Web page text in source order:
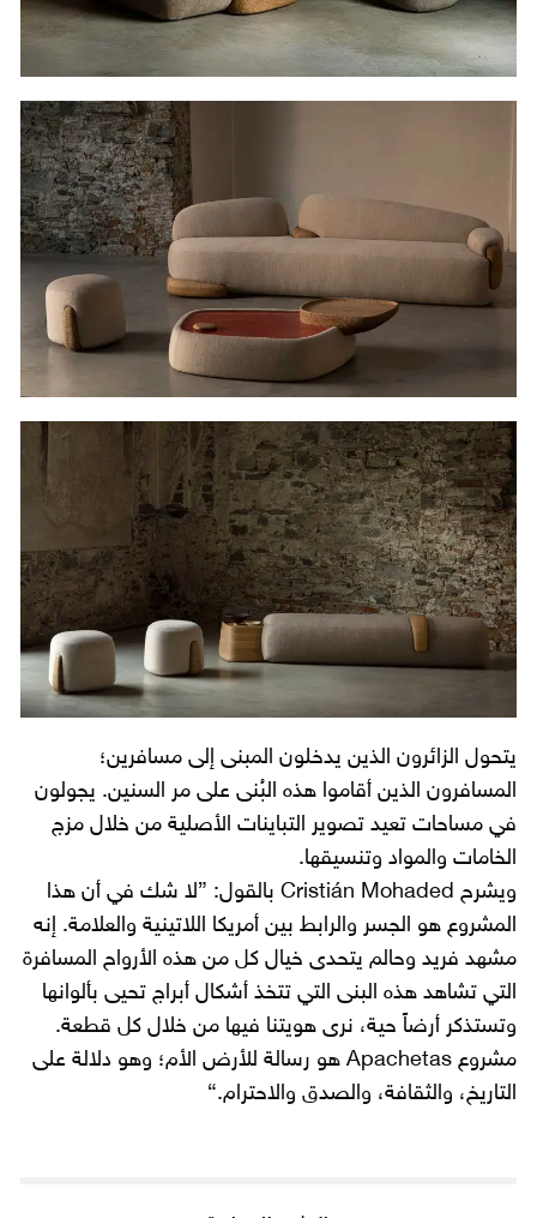
يتحول الزائرون الذين يدخلون المبنى إلى مسافرين؛
المسافرون الذين أقاموا هذه البُنى على مر السنين. يجولون
في مساحات تعيد تصوير التباينات الأصلية من خلال مزج
الخامات والمواد وتنسيقها.
ويشرح Cristián Mohaded بالقول: ”لا شك في أن هذا
المشروع هو الجسر والرابط بين أمريكا اللاتينية والعلامة. إنه
مشهد فريد وحالم يتحدى خيال كل من هذه الأرواح المسافرة
التي تشاهد هذه البنى التي تتخذ أشكال أبراج تحيى بألوانها
وتستذكر أرضاً حية، نرى هويتنا فيها من خلال كل قطعة.
مشروع Apachetas هو رسالة للأرض الأم؛ وهو دلالة على
التاريخ، والثقافة، والصدق والاحترام.“